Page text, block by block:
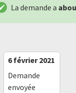
La demande a
6 février 2021
Demande
envoyée